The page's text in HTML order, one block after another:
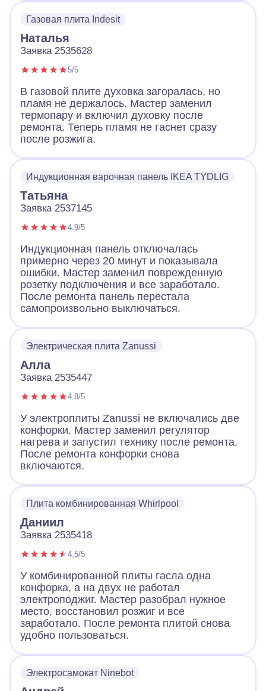
Газовая плита Indesit
Наталья
Заявка 2535628
5/5
В газовой плите духовка загоралась, но
пламя не держалось. Мастер заменил
термопару и включил духовку после
ремонта. Теперь пламя не гаснет сразу
после розжига.
Индукционная варочная панель IKEA TYDLIG
Татьяна
Заявка 2537145
4.9/5
Индукционная панель отключалась
примерно через 20 минут и показывала
ошибки. Мастер заменил поврежденную
розетку подключения и все заработало.
После ремонта панель перестала
самопроизвольно выключаться.
Электрическая плита Zanussi
Алла
Заявка 2535447
4.8/5
У электроплиты Zanussi не включались две
конфорки. Мастер заменил регулятор
нагрева и запустил технику после ремонта.
После ремонта конфорки снова
включаются.
Плита комбинированная Whirlpool
Даниил
Заявка 2535418
4.5/5
У комбинированной плиты гасла одна
конфорка, а на двух не работал
электроподжиг. Мастер разобрал нужное
место, восстановил розжиг и все
заработало. После ремонта плитой снова
удобно пользоваться.
Электросамокат Ninebot